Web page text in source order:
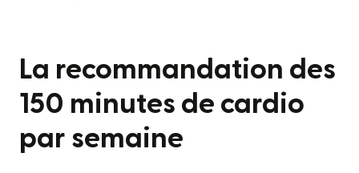
La recommandation des
150 minutes de cardio
par semaine